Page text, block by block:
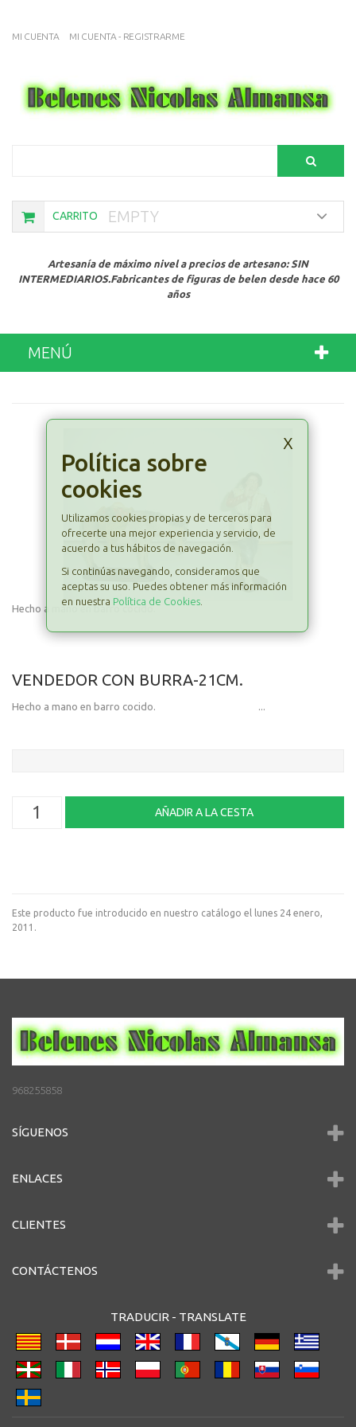
MI CUENTA MI CUENTA - REGISTRARME
CARRITO EMPTY
Artesanía de máximo nivel a precios de artesano: SIN
INTERMEDIARIOS.Fabricantes de figuras de belen desde hace 60
años
MENÚ
x
Política sobre
cookies
Utilizamos cookies propias y de terceros para
ofrecerte una mejor experiencia y servicio, de
acuerdo a tus hábitos de navegación.
Si continúas navegando, consideramos que
aceptas su uso. Puedes obtener más información
en nuestra Política de Cookies
Hecho a mano en barro cocido.
VENDEDOR CON BURRA-21CM.
Hecho a mano en barro cocido. ...
Este producto fue introducido en nuestro catálogo el lunes 24 enero,
2011.
968255858
SÍGUENOS
ENLACES
CLIENTES
CONTÁCTENOS
TRADUCIR - TRANSLATE